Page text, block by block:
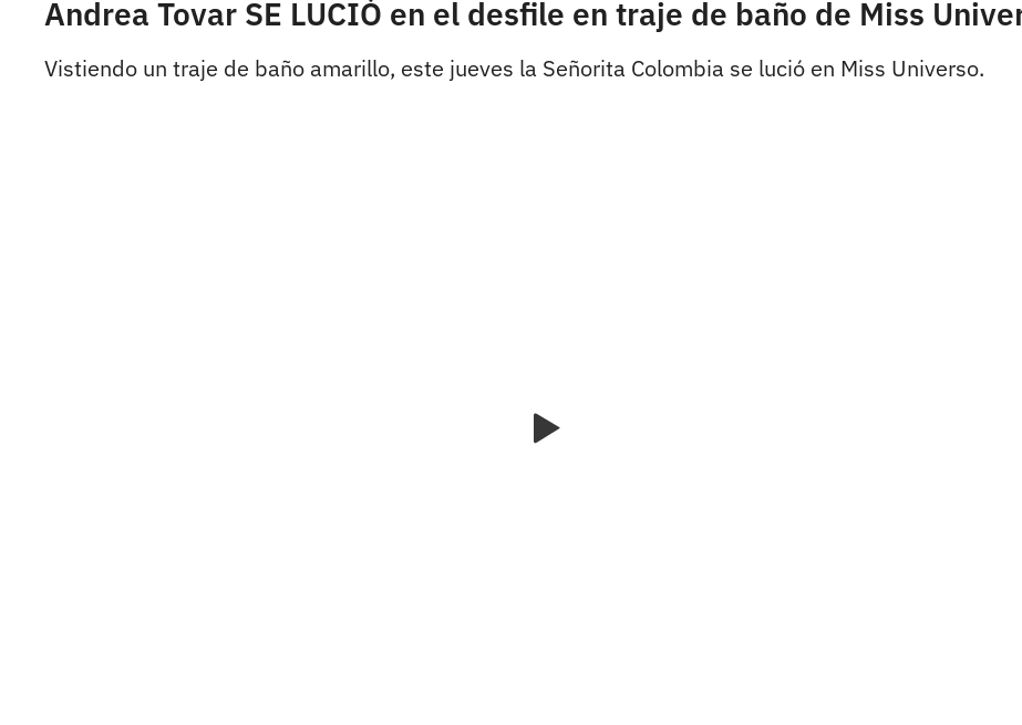
Andrea Tovar SE LUCIÓ en el desfile en traje de baño de Miss
Vistiendo un traje de baño amarillo, este jueves la Señorita Colombia se lució en Miss Universo.